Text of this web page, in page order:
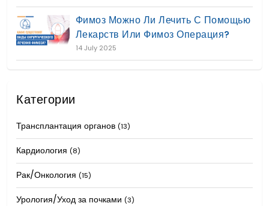
Фимоз Можно Ли Лечить С Помощью
Лекарств Или Фимоз Операция?
14 July 2025
Категории
Трансплантация органов (13)
Кардиология (8)
Рак/Онкология (15)
Урология/Уход за почками (3)